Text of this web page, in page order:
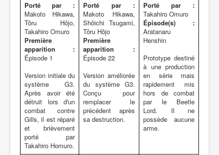
Porté par :
Makoto Hikawa,
Tôru Hôjo,
Takahiro Omuro
Première
apparition :
Épisode 1
Version initiale du
système G3.
Après avoir été
détruit lors d'un
combat contre
Gills, il est réparé
et brièvement
porté par
Takahiro Homuro.
Porté par :
Makoto Hikawa,
Shôichi Tsugami,
Tôru Hôjo
Première
apparition :
Épisode 22
Version améliorée
du système G3.
Conçu pour
remplacer le
précédent après
sa destruction.
Porté par :
Takahiro Omuro
Épisode(s) :
Aratanaru
Henshin
Prototype destiné
à une production
en série mais
rapidement mis
hors de combat
par le Beetle
Lord. Il ne
possède aucune
arme.